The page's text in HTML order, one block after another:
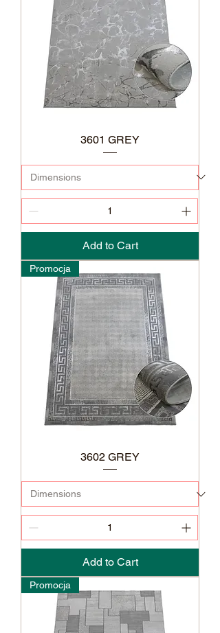
3601 GREY
Add to Cart
Promocja
3602 GREY
Add to Cart
Promocja